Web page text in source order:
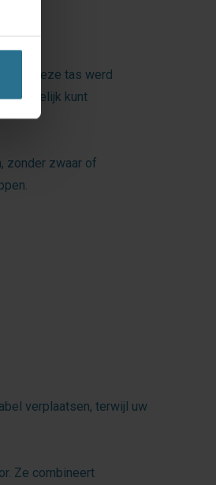
Deze tas werd
kunt
zonder zwaar of
verplaatsen, terwijl uw
Ze combineert